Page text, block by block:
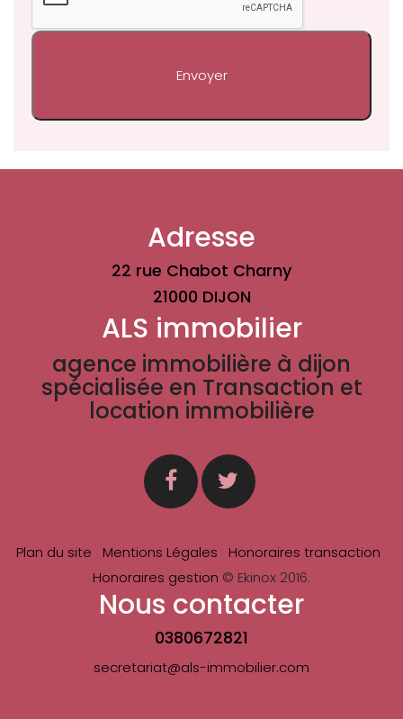
Adresse
22 rue Chabot Charny
21000 DIJON
ALS immobilier
agence immobilière à dijon
spécialisée en Transaction et
location immobilière
Plan du site Mentions Légales
Honoraires transaction
Honoraires gestion © Ekinox 2016.
Nous contacter
0380672821
secretariat@als-immobilier.com